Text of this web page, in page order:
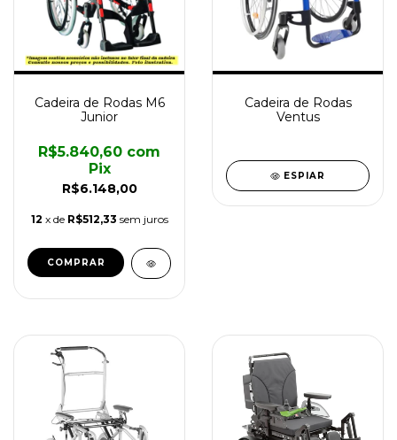
Cadeira de Rodas M6
Junior
R$6.148,00
R$5.840,60 com
Pix
12 x de R$512,33 sem juros
COMPRAR
Cadeira de Rodas
Ventus
ESPIAR